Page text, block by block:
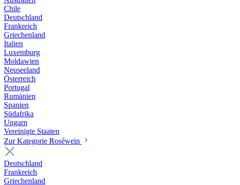
Chile
Deutschland
Frankreich
Griechenland
Italien
Luxemburg
Moldawien
Neuseeland
Österreich
Portugal
Rumänien
Spanien
Südafrika
Ungarn
Vereinigte Staaten
Zur Kategorie Roséwein
Deutschland
Frankreich
Griechenland